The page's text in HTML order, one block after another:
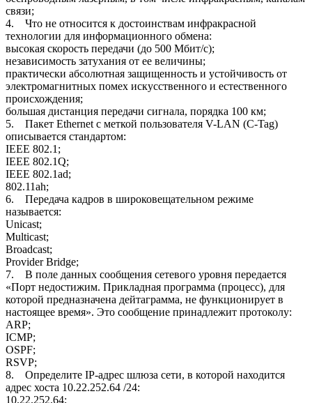
связи;
4. Что не относится к достоинствам инфракрасной
технологии для информационного обмена:
высокая скорость передачи (до 500 Мбит/с);
независимость затухания от ее величины;
практически абсолютная защищенность и устойчивость от
электромагнитных помех искусственного и естественного
происхождения;
большая дистанция передачи сигнала, порядка 100 км;
5. Пакет Ethernet с меткой пользователя V-LAN (C-Tag)
описывается стандартом:
IEEE 802.1;
IEEE 802.1Q;
IEEE 802.1ad;
802.11ah;
6. Передача кадров в широковещательном режиме
называется:
Unicast;
Multicast;
Broadcast;
Provider Bridge;
7. В поле данных сообщения сетевого уровня передается
«Порт недостижим. Прикладная программа (процесс), для
которой предназначена дейтаграмма, не функционирует в
настоящее время». Это сообщение принадлежит протоколу:
ARP;
ICMP;
OSPF;
RSVP;
8. Определите IP-адрес шлюза сети, в которой находится
адрес хоста 10.22.252.64 /24:
10.22.252.64;